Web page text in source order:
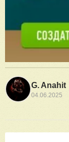
G. Anahit
04.06.2025